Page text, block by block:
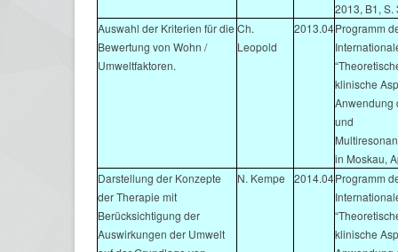
2013, B1, S.
Auswahl der Kriterien für die
Bewertung von Wohn /
Umweltfaktoren.
Ch.
Leopold
2013.04Programm
klinische
Anwendung
und
in Moskau,
Darstellung der Konzepte
der Therapie mit
Berücksichtigung der
Auswirkungen der Umwelt
N. Kempe 2014.04Programm
klinische